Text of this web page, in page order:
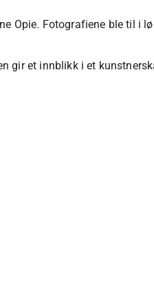
Opie. Fotografiene ble til
gir et innblikk i et